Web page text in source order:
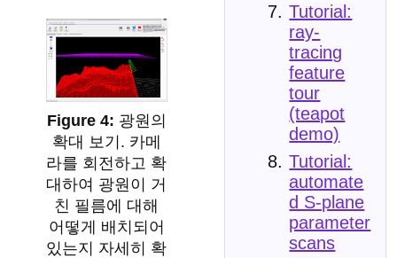
Tutorial:
ray-
tracing
feature
tour
(teapot
demo)
Tutorial:
automate
d S-plane
parameter
scans
광원의
확대 보기. 카메
라를 회전하고 확
대하여 광원이 거
친 필름에 대해
어떻게 배치되어
있는지 자세히 확